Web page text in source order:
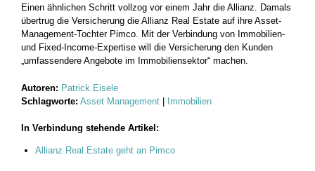
Einen ähnlichen Schritt vollzog vor einem Jahr die Allianz. Damals
übertrug die Versicherung die Allianz Real Estate auf ihre Asset-
Management-Tochter Pimco. Mit der Verbindung von Immobilien-
und Fixed-Income-Expertise will die Versicherung den Kunden
„umfassendere Angebote im Immobiliensektor“ machen.
Autoren: Patrick Eisele
Schlagworte: Asset Management | Immobilien
In Verbindung stehende Artikel:
Allianz Real Estate geht an Pimco